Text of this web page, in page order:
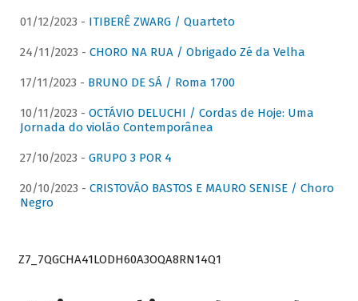
01/12/2023 - ITIBERÊ ZWARG / Quarteto
24/11/2023 - CHORO NA RUA / Obrigado Zé da Velha
17/11/2023 - BRUNO DE SÁ / Roma 1700
10/11/2023 - OCTÁVIO DELUCHI / Cordas de Hoje: Uma
Jornada do violão Contemporânea
27/10/2023 - GRUPO 3 POR 4
20/10/2023 - CRISTOVÃO BASTOS E MAURO SENISE / Choro
Negro
Z7_7QGCHA41LODH60A3OQA8RN14Q1